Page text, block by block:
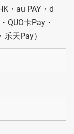
・au PAY・d
QUO卡Pay・
天Pay）